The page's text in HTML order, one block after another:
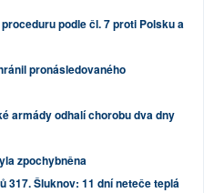
podle čl. 7 proti Polsku a
pronásledovaného
armády odhalí chorobu dva dny
zpochybněna
317. Šluknov: 11 dní neteče teplá